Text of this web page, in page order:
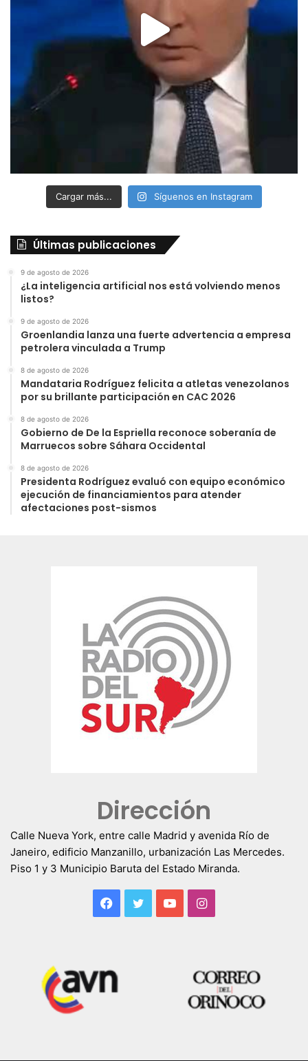
Cargar más... Síguenos en Instagram
Últimas publicaciones
9 de agosto de 2026
¿La inteligencia artificial nos está volviendo menos
listos?
9 de agosto de 2026
Groenlandia lanza una fuerte advertencia a empresa
petrolera vinculada a Trump
8 de agosto de 2026
Mandataria Rodríguez felicita a atletas venezolanos
por su brillante participación en CAC 2026
8 de agosto de 2026
Gobierno de De la Espriella reconoce soberanía de
Marruecos sobre Sáhara Occidental
8 de agosto de 2026
Presidenta Rodríguez evaluó con equipo económico
ejecución de financiamientos para atender
afectaciones post-sismos
Dirección
Calle Nueva York, entre calle Madrid y avenida Río de
Janeiro, edificio Manzanillo, urbanización Las Mercedes.
Piso 1 y 3 Municipio Baruta del Estado Miranda.
Facebook
TwitterYouTubeInstagram